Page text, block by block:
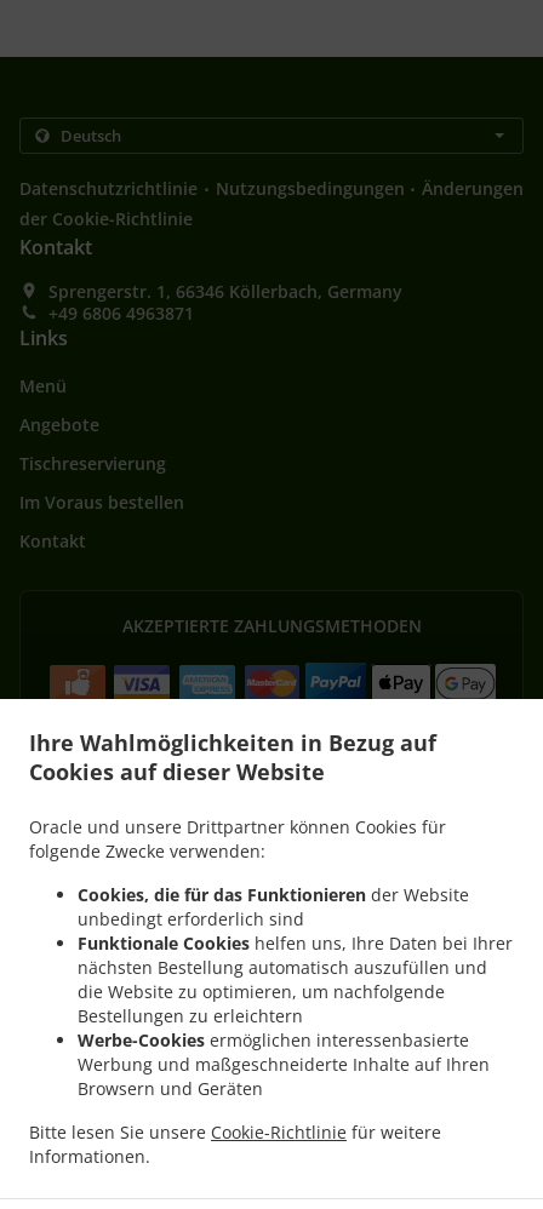
Ihre Wahlmöglichkeiten in Bezug auf
Cookies auf dieser Website
Oracle und unsere Drittpartner können Cookies für
folgende Zwecke verwenden:
Cookies, die für das Funktionieren der Website
unbedingt erforderlich sind
Funktionale Cookies helfen uns, Ihre Daten bei Ihrer
nächsten Bestellung automatisch auszufüllen und
die Website zu optimieren, um nachfolgende
Bestellungen zu erleichtern
Werbe-Cookies ermöglichen interessenbasierte
Werbung und maßgeschneiderte Inhalte auf Ihren
Browsern und Geräten
Bitte lesen Sie unsere Cookie-Richtlinie für weitere
Informationen.
Datenschutzrichtlinie . Nutzungsbedingungen . Änderungen
der Cookie-Richtlinie
Kontakt
Sprengerstr. 1, 66346 Köllerbach, Germany
+49 6806 4963871
Links
Menü
Angebote
Tischreservierung
Im Voraus bestellen
Kontakt
AKZEPTIERTE ZAHLUNGSMETHODEN
Kebab Lieferservice Püttlingen West
. Kebab Lieferservice Püttlingen
Lieferservice Schwalbach . Kebab Lieferservice Riegelsberg Walpershofen
Lieferservice Riegelsberg Püttlingen . Kebab Lieferservice Riegelsberg West
Lieferservice Riegelsberg
Kebab Lieferservice Saarbrücken Altenkessel .
Lieferservice Saarbrücken Burbach
. Kebab Lieferservice Saarbrücken Malstatt
Kebab Lieferservice Saarbrücken West . Kebab Lieferservice Saarbrücken Mitte
Kebab Lieferservice Saarbrücken . Kebab Lieferservice Heusweiler Kutzhof
Lieferservice Heusweiler Püttlingen
.
Eiweiler
. Kebab Lieferservice Heusweiler . Kebab Lieferservice Bous Elm
.
Lieferservice. Essen zum mitnehmen und zum Liefern